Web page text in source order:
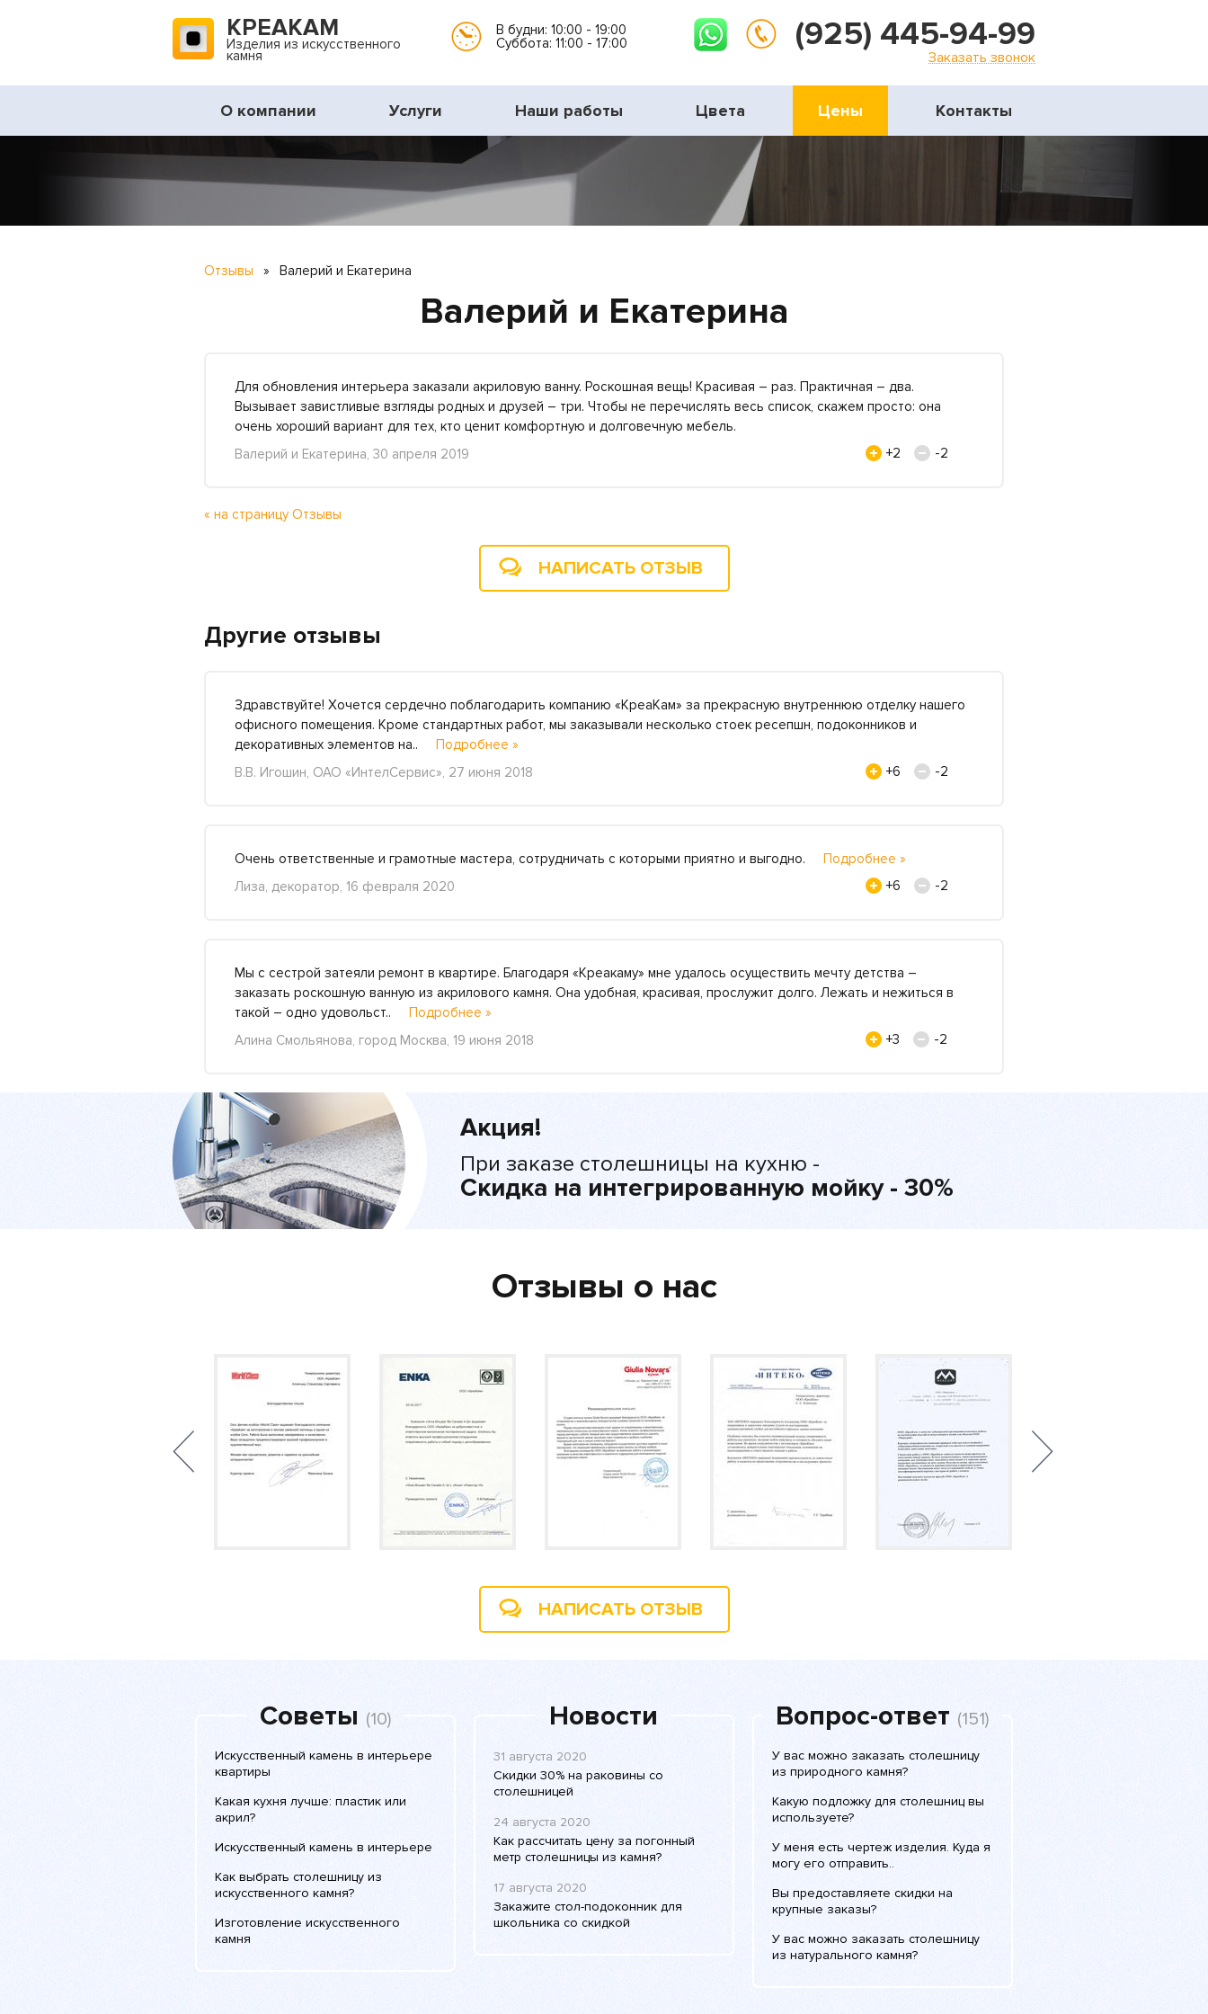
КРЕАКАМ
Изделия из искусственного
камня
В будни: 10:00 - 19:00
Суббота: 11:00 - 17:00
(925) 445-94-99
Заказать звонок
О компании Услуги Наши работы Цвета Цены Контакты
Отзывы » Валерий и Екатерина
Валерий и Екатерина
Для обновления интерьера заказали акриловую ванну. Роскошная вещь! Красивая – раз. Практичная – два.
Вызывает завистливые взгляды родных и друзей – три. Чтобы не перечислять весь список, скажем просто: она
очень хороший вариант для тех, кто ценит комфортную и долговечную мебель.
+2
-2
Валерий и Екатерина, 30 апреля 2019
« на страницу Отзывы
НАПИСАТЬ ОТЗЫВ
Другие отзывы
Здравствуйте! Хочется сердечно поблагодарить компанию «КреаКам» за прекрасную внутреннюю отделку нашего
офисного помещения. Кроме стандартных работ, мы заказывали несколько стоек ресепшн, подоконников и
декоративных элементов на.. Подробнее »
+6
-2
В.В. Игошин, ОАО «ИнтелСервис», 27 июня 2018
Очень ответственные и грамотные мастера, сотрудничать с которыми приятно и выгодно. Подробнее »
+6
-2
Лиза, декоратор, 16 февраля 2020
Мы с сестрой затеяли ремонт в квартире. Благодаря «Креакаму» мне удалось осуществить мечту детства –
заказать роскошную ванную из акрилового камня. Она удобная, красивая, прослужит долго. Лежать и нежиться в
такой – одно удовольст.. Подробнее »
+3
-2
Алина Смольянова, город Москва, 19 июня 2018
Акция!
При заказе столешницы на кухню -
Скидка на интегрированную мойку - 30%
Отзывы о нас
НАПИСАТЬ ОТЗЫВ
Советы (10)
Искусственный камень в интерьере
квартиры
Какая кухня лучше: пластик или
акрил?
Искусственный камень в интерьере
Как выбрать столешницу из
искусственного камня?
Изготовление искусственного
камня
Новости
31 августа 2020
Скидки 30% на раковины со
столешницей
24 августа 2020
Как рассчитать цену за погонный
метр столешницы из камня?
17 августа 2020
Закажите стол-подоконник для
школьника со скидкой
Вопрос-ответ (151)
У вас можно заказать столешницу
из природного камня?
Какую подложку для столешниц вы
используете?
У меня есть чертеж изделия. Куда я
могу его отправить..
Вы предоставляете скидки на
крупные заказы?
У вас можно заказать столешницу
из натурального камня?